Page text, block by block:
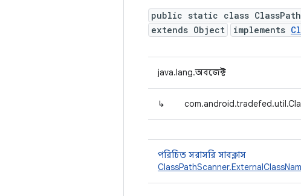
public static class
extends Object
implements
java.lang.অবজেক্ট
↳
পরিচিত সরাসরি সাবক্লাস